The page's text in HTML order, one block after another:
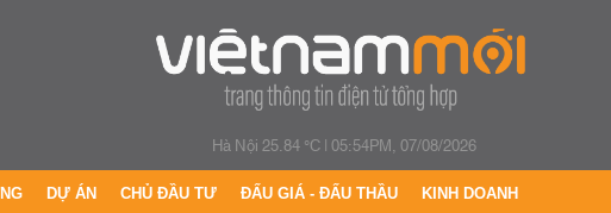
Hà Nội 25.84 °C|05:54PM, 07/08/2026
DỰ ÁN CHỦ ĐẦU TƯ ĐẤU GIÁ - ĐẤU THẦU KINH DOANH